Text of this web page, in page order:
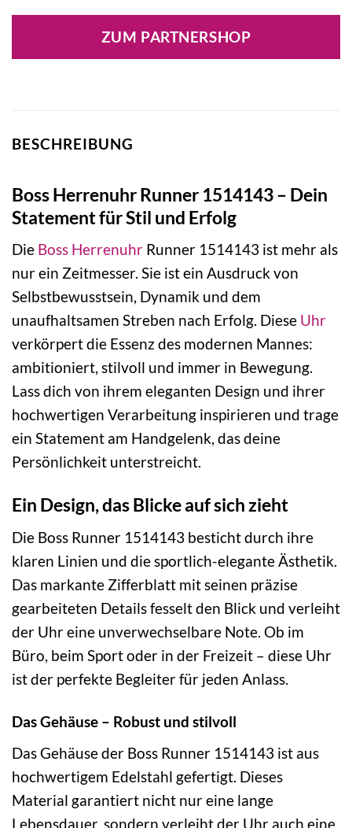
ZUM PARTNERSHOP
BESCHREIBUNG
Boss Herrenuhr Runner 1514143 – Dein
Statement für Stil und Erfolg
Die Boss Herrenuhr Runner 1514143 ist mehr als
nur ein Zeitmesser. Sie ist ein Ausdruck von
Selbstbewusstsein, Dynamik und dem
unaufhaltsamen Streben nach Erfolg. Diese Uhr
verkörpert die Essenz des modernen Mannes:
ambitioniert, stilvoll und immer in Bewegung.
Lass dich von ihrem eleganten Design und ihrer
hochwertigen Verarbeitung inspirieren und trage
ein Statement am Handgelenk, das deine
Persönlichkeit unterstreicht.
Ein Design, das Blicke auf sich zieht
Die Boss Runner 1514143 besticht durch ihre
klaren Linien und die sportlich-elegante Ästhetik.
Das markante Zifferblatt mit seinen präzise
gearbeiteten Details fesselt den Blick und verleiht
der Uhr eine unverwechselbare Note. Ob im
Büro, beim Sport oder in der Freizeit – diese Uhr
ist der perfekte Begleiter für jeden Anlass.
Das Gehäuse – Robust und stilvoll
Das Gehäuse der Boss Runner 1514143 ist aus
hochwertigem Edelstahl gefertigt. Dieses
Material garantiert nicht nur eine lange
Lebensdauer, sondern verleiht der Uhr auch eine